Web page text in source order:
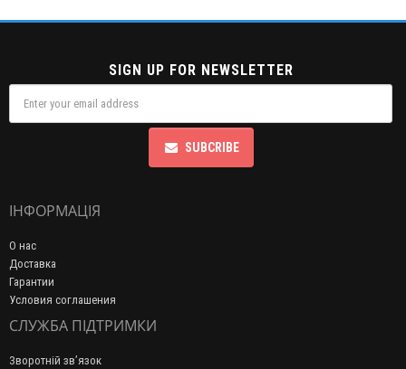
SIGN UP FOR NEWSLETTER
SUBCRIBE
ІНФОРМАЦІЯ
О нас
Доставка
Гарантии
Условия соглашения
СЛУЖБА ПІДТРИМКИ
Зворотній зв’язок